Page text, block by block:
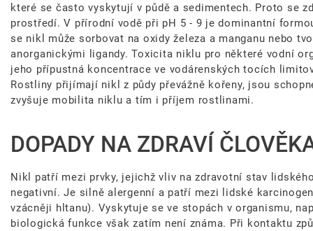
které se často vyskytují v půdě a sedimentech. Proto se
prostředí. V přírodní vodě při pH 5 - 9 je dominantní
se nikl může sorbovat na oxidy železa a manganu nebo
anorganickými ligandy. Toxicita niklu pro některé vodní
jeho přípustná koncentrace ve vodárenských tocích
Rostliny přijímají nikl z půdy převážně kořeny, jsou
zvyšuje mobilita niklu a tím i příjem rostlinami.
DOPADY NA ZDRAVÍ
Nikl patří mezi prvky, jejichž vliv na zdravotní stav
negativní. Je silně alergenní a patří mezi lidské
vzácněji hltanu). Vyskytuje se ve stopách v organismu,
biologická funkce však zatím není známa. Při kontaktu